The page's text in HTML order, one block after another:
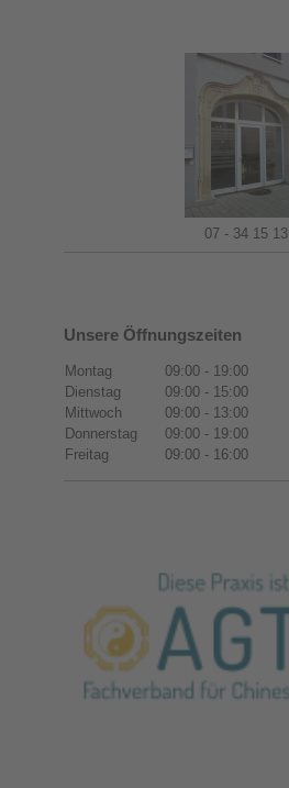
07 - 34 15 13
Unsere Öffnungszeiten
Montag 09:00 - 19:00
Dienstag
09:00 - 15:00
Mittwoch
09:00 - 13:00
Donnerstag
09:00 - 19:00
Freitag
09:00 - 16:00